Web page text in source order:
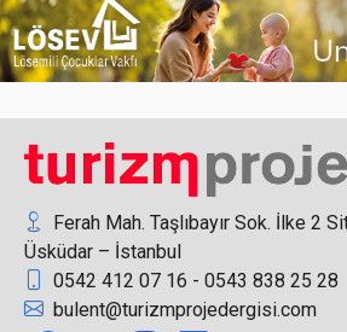
Radisson Otel Grubu, sektörde
giden sadakat programını
Ferah Mah. Taşlıbayır Sok. İlke 2
Üsküdar – İstanbul
0542 412 07 16 - 0543 838 25 28
bulent@turizmprojedergisi.com